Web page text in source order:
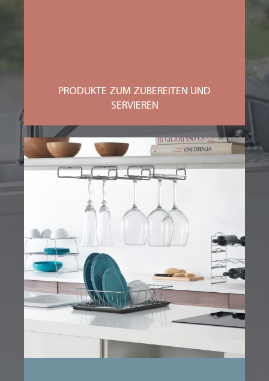
PRODUKTE ZUM ZUBEREITEN UND
SERVIEREN